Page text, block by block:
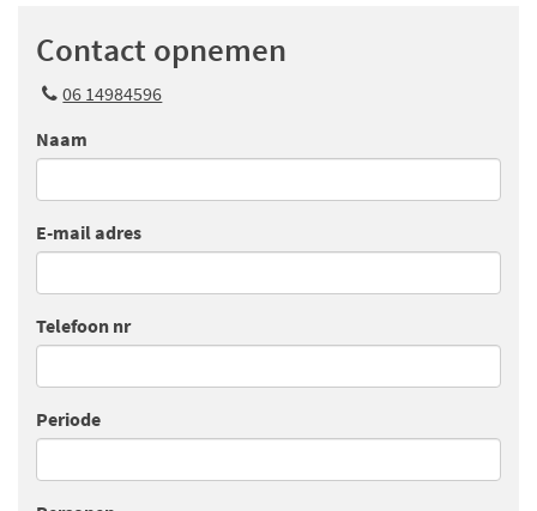
Contact opnemen
06 14984596
Naam
E-mail adres
Telefoon nr
Periode